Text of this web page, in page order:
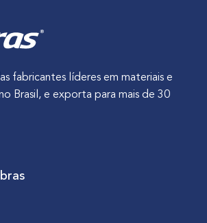
fabricantes líderes em materiais e
Brasil, e exporta para mais de 30